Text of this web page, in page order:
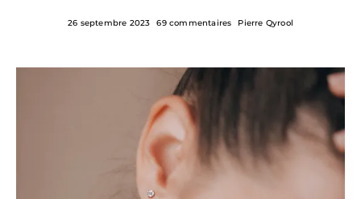
26 septembre 2023 69 commentaires Pierre Qyrool